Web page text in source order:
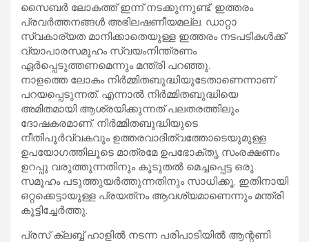
സൈബർ ലോകത്ത് ഇന്ന് നടക്കുന്നുണ്ട്. ഇത്തരം
പ്രവർത്തനങ്ങൾ അഭിലഷണീയമല്ല. ഡാറ്റാ
സ്വകാര്യത മാനിക്കാതെയുള്ള ഇത്തരം നടപടികൾക്ക്
വ്യാപാരസമൂഹം സ്വയംനിന്ത്രണം
ഏർപ്പെടുത്തണമെന്നും മന്ത്രി പറഞ്ഞു.
നാളത്തെ ലോകം നിർമ്മിതബുദ്ധിയുടേതാണെന്നാണ്
പറയപ്പെടുന്നത്. എന്നാൽ നിർമ്മിതബുദ്ധിയെ
അമിതമായി ആശ്രയിക്കുന്നത് പലതരത്തിലും
ദോഷകരമാണ്. നിർമ്മിതബുദ്ധിയുടെ
നീതിപൂർവ്വകവും ഉത്തരവാദിത്വത്തോടെയുമുള്ള
ഉപയോഗത്തിലൂടെ മാത്രമേ ഉപഭോക്തൃ സംരക്ഷണം
ഉറപ്പു വരുത്തുന്നതിനും കൂടുതൽ മെച്ചപ്പെട്ട ഒരു
സമൂഹം പടുത്തുയർത്തുന്നതിനും സാധിക്കൂ. ഇതിനായി
ഒറ്റക്കെട്ടായുള്ള പ്രയത്‌നം ആവശ്യമാണെന്നും മന്ത്രി
കൂട്ടിച്ചേർത്തു.
പ്രസ് ക്ലബ്ബ് ഹാളിൽ നടന്ന പരിപാടിയിൽ ആന്റണി